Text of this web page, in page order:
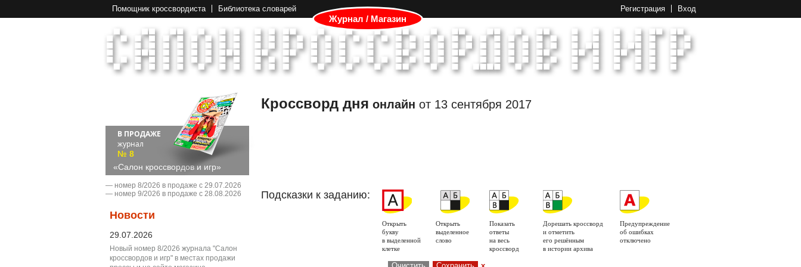
Помощник кроссвордиста Библиотека словарей
Журнал / Магазин
Регистрация Вход
В ПРОДАЖЕ
журнал
№ 8
«Салон кроссвордов и игр»
― номер 8/2026 в продаже с 29.07.2026
― номер 9/2026 в продаже с 28.08.2026
Новости
29.07.2026
Новый номер 8/2026 журнала "Салон
кроссвордов и игр" в местах продажи
Кроссворд дня онлайн от 13 сентября 2017
Подсказки к заданию:
Открыть
букву
в выделенной
клетке
Открыть
выделенное
слово
Показать
ответы
на весь
кроссворд
Дорешать кроссворд
и отметить
его решённым
в истории архива
Предупреждение
об ошибках
отключено